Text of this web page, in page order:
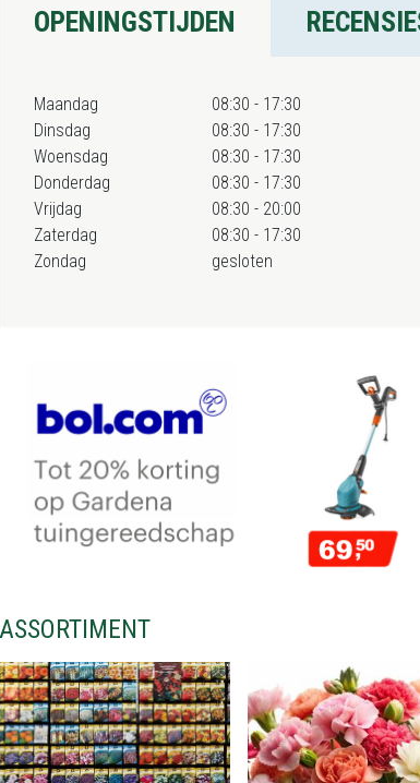
OPENINGSTIJDEN
Maandag
08:30 - 17:30
Dinsdag
08:30 - 17:30
Woensdag
08:30 - 17:30
Donderdag
08:30 - 17:30
Vrijdag
08:30 - 20:00
Zaterdag
08:30 - 17:30
Zondag
gesloten
ASSORTIMENT